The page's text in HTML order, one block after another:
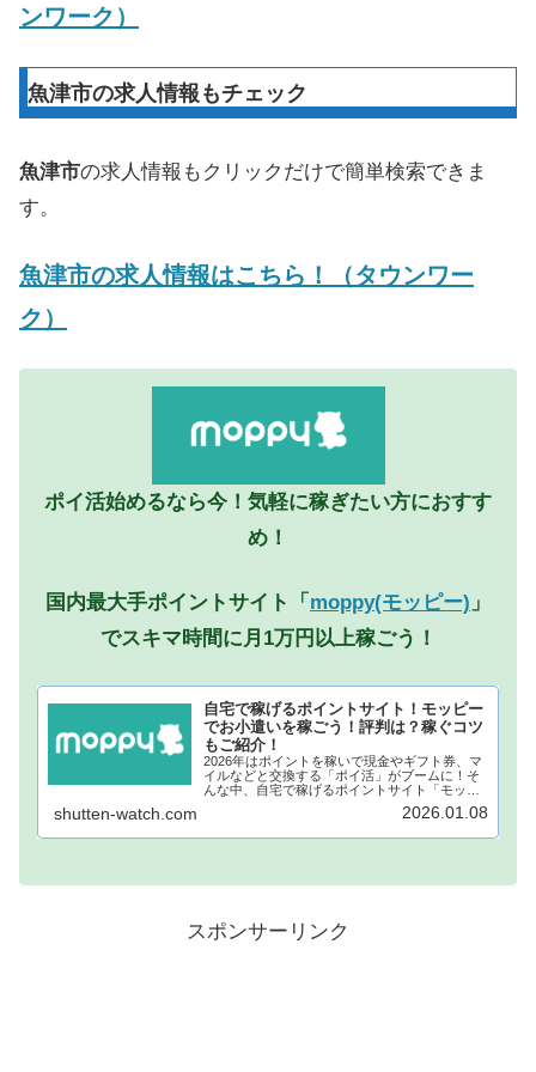
ンワーク）
魚津市の求人情報もチェック
魚津市の求人情報もクリックだけで簡単検索できま
す。
魚津市の求人情報はこちら！（タウンワー
ク）
ポイ活始めるなら今！気軽に稼ぎたい方におすす
め！
国内最大手ポイントサイト「 moppy(モッピー) 」
でスキマ時間に月1万円以上稼ごう！
自宅で稼げるポイントサイト！モッピー
でお小遣いを稼ごう！評判は？稼ぐコツ
もご紹介！
2026年はポイントを稼いで現金やギフト券、マ
イルなどと交換する「ポイ活」がブームに！そ
んな中、自宅で稼げるポイントサイト「モッピ
ー」が注目されています！モッピーに登録し、
自宅でポイントを稼げば、あなたも月1万円稼ぐ
shutten-watch.com 2026.01.08
スポンサーリンク